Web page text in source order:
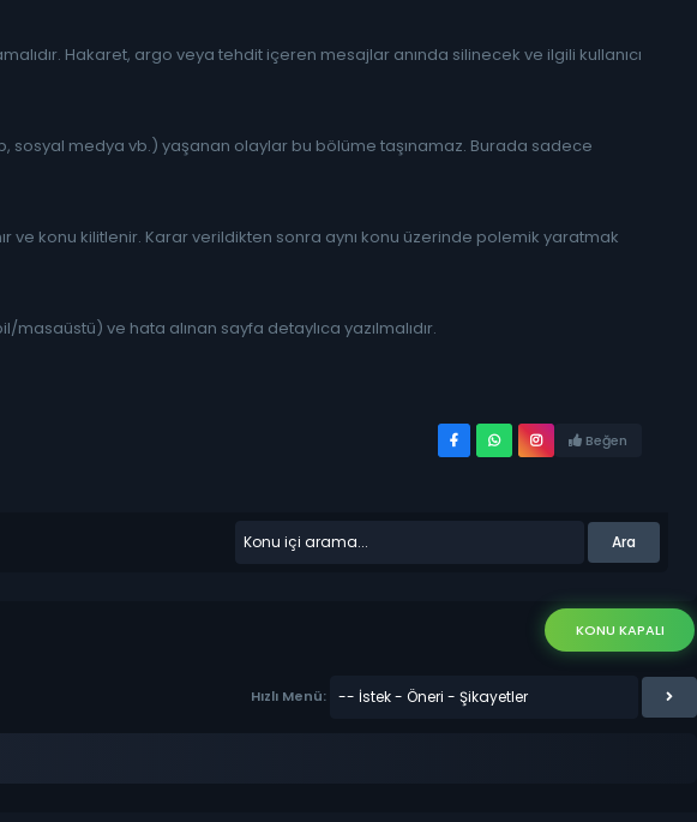
Hakaret, argo veya tehdit içeren mesajlar anında silinecek ve ilgili kullanıcı
sosyal medya vb.) yaşanan olaylar bu bölüme taşınamaz. Burada sadece
konu kilitlenir. Karar verildikten sonra aynı konu üzerinde polemik yaratmak
ve hata alınan sayfa detaylıca yazılmalıdır.
Beğen
KONU KAPALI
Hızlı Menü: